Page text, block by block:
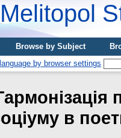
Browse by Subject
в